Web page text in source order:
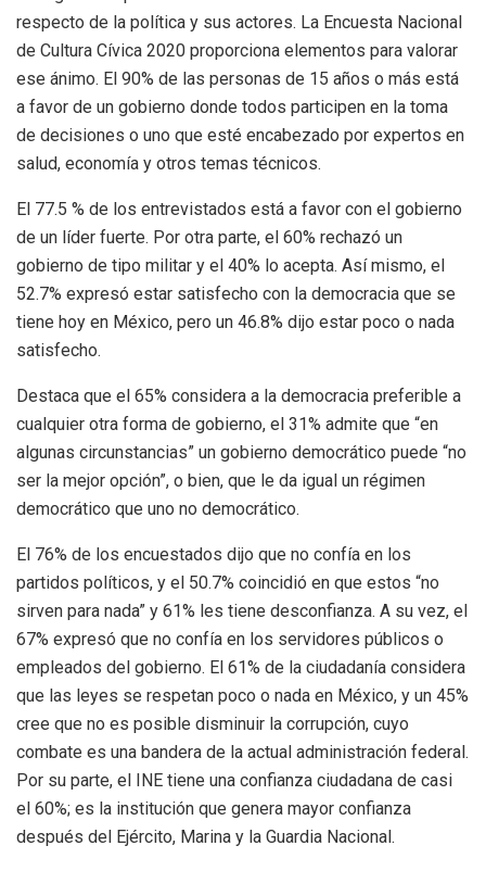
respecto de la política y sus actores. La Encuesta Nacional
de Cultura Cívica 2020 proporciona elementos para valorar
ese ánimo. El 90% de las personas de 15 años o más está
a favor de un gobierno donde todos participen en la toma
de decisiones o uno que esté encabezado por expertos en
salud, economía y otros temas técnicos.
El 77.5 % de los entrevistados está a favor con el gobierno
de un líder fuerte. Por otra parte, el 60% rechazó un
gobierno de tipo militar y el 40% lo acepta. Así mismo, el
52.7% expresó estar satisfecho con la democracia que se
tiene hoy en México, pero un 46.8% dijo estar poco o nada
satisfecho.
Destaca que el 65% considera a la democracia preferible a
cualquier otra forma de gobierno, el 31% admite que “en
algunas circunstancias” un gobierno democrático puede “no
ser la mejor opción”, o bien, que le da igual un régimen
democrático que uno no democrático.
El 76% de los encuestados dijo que no confía en los
partidos políticos, y el 50.7% coincidió en que estos “no
sirven para nada” y 61% les tiene desconfianza. A su vez, el
67% expresó que no confía en los servidores públicos o
empleados del gobierno. El 61% de la ciudadanía considera
que las leyes se respetan poco o nada en México, y un 45%
cree que no es posible disminuir la corrupción, cuyo
combate es una bandera de la actual administración federal.
Por su parte, el INE tiene una confianza ciudadana de casi
el 60%; es la institución que genera mayor confianza
después del Ejército, Marina y la Guardia Nacional.